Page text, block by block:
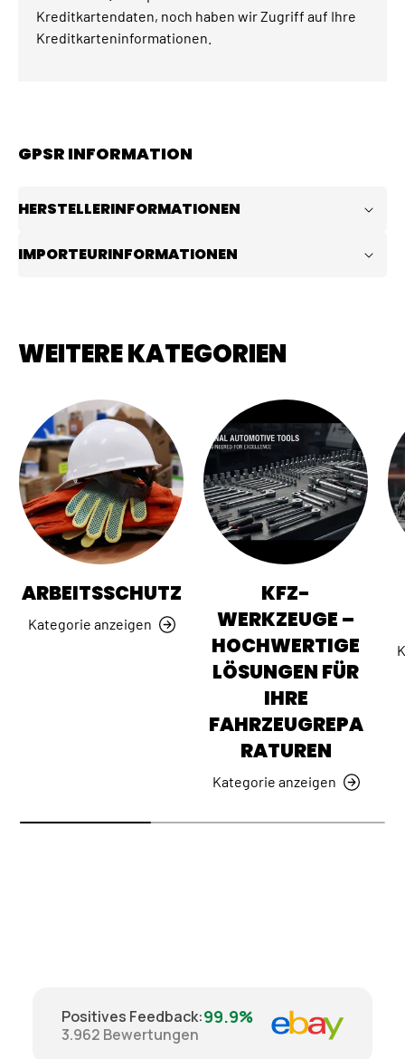
Kreditkartendaten, noch haben wir Zugriff auf Ihre
Kreditkarteninformationen.
GPSR INFORMATION
HERSTELLERINFORMATIONEN
IMPORTEURINFORMATIONEN
WEITERE KATEGORIEN
ARBEITSSCHUTZ
Kategorie anzeigen
KFZ-
WERKZEUGE –
HOCHWERTIGE
LÖSUNGEN FÜR
IHRE
FAHRZEUGREPA
RATUREN
Kategorie anzeigen
Positives Feedback:99.9%
3.962 Bewertungen